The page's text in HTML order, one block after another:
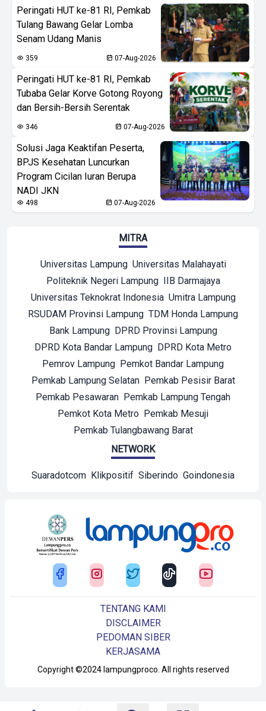
Peringati HUT ke-81 RI, Pemkab
Tulang Bawang Gelar Lomba
Senam Udang Manis
359 07-Aug-2026
Peringati HUT ke-81 RI, Pemkab
Tubaba Gelar Korve Gotong Royong
dan Bersih-Bersih Serentak
346 07-Aug-2026
Solusi Jaga Keaktifan Peserta,
BPJS Kesehatan Luncurkan
Program Cicilan Iuran Berupa
NADI JKN
498 07-Aug-2026
MITRA
Universitas Lampung Universitas Malahayati
Politeknik Negeri Lampung IIB Darmajaya
Universitas Teknokrat Indonesia Umitra Lampung
RSUDAM Provinsi Lampung TDM Honda Lampung
Bank Lampung DPRD Provinsi Lampung
DPRD Kota Bandar Lampung DPRD Kota Metro
Pemrov Lampung Pemkot Bandar Lampung
Pemkab Lampung Selatan Pemkab Pesisir Barat
Pemkab Pesawaran Pemkab Lampung Tengah
Pemkot Kota Metro Pemkab Mesuji
Pemkab Tulangbawang Barat
NETWORK
Suaradotcom Klikpositif Siberindo Goindonesia
Copyright ©2024 lampungproco. All rights reserved
TENTANG KAMI
DISCLAIMER
PEDOMAN SIBER
KERJASAMA